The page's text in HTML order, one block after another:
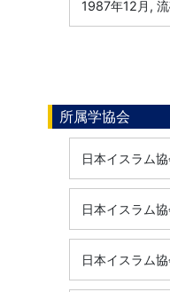
1987年12月,
所属学協会
日本イスラム
日本イスラム
日本イスラム